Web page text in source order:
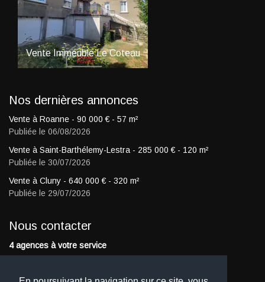
VenteImmeubleLe Coteau
330 000
Nos dernières annonces
Vente à Roanne - 90 000 € - 57 m²
Publiée le 06/08/2026
Vente à Saint-Barthélemy-Lestra - 285 000 € - 120 m²
Publiée le 30/07/2026
Vente à Cluny - 640 000 € - 320 m²
Publiée le 29/07/2026
Nous contacter
4 agences à votre service